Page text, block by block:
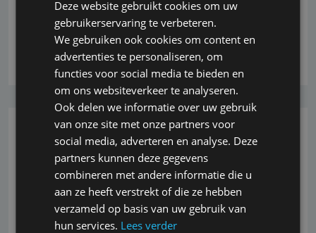
/> Vandaag hebben enkele van deze gedupeerden
hierover een protestpamflet aan bij leden van
Lees verder
42 procent van uitkeringen
arbeidsongeschiktheid door
psychische klachten
Deze website gebruikt cookies om uw
gebruikerservaring te verbeteren.
We gebruiken ook cookies om content en
advertenties te personaliseren, om
functies voor social media te bieden en
om ons websiteverkeer te analyseren.
Ook delen we informatie over uw gebruik
van onze site met onze partners voor
social media, adverteren en analyse. Deze
partners kunnen deze gegevens
combineren met andere informatie die u
aan ze heeft verstrekt of die ze hebben
verzameld op basis van uw gebruik van
hun services. Lees verder